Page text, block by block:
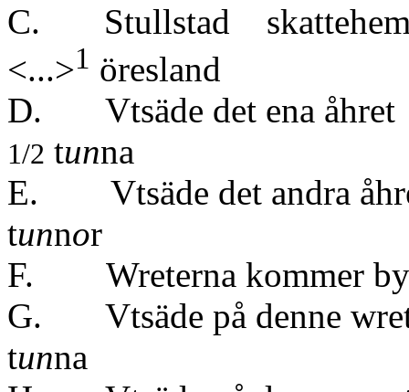
C. Stullstad
<...>1 öresland
D. Vtsäde
1/2 tunna
E. Vtsäde
tunnor
F. Wreterna kommer
G. Vtsäde på
tunna